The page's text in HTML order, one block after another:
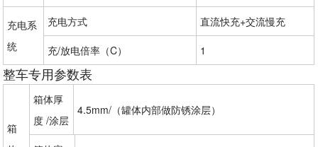
充电系
统
充电方式 直流快充+交流慢充
充/放电倍率（C） 1
整车专用参数表
箱
箱体厚
度 /涂层
4.5mm/（罐体内部做防锈涂层）